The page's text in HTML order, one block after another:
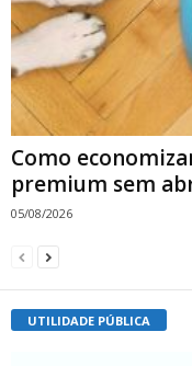
Como
premium sem
05/08/2026
UTILIDADE PÚBLICA